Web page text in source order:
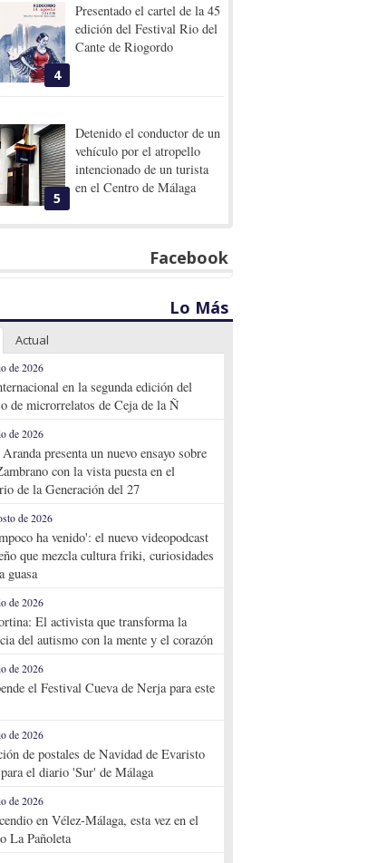
4
Presentado el cartel de la 45
edición del Festival Rio del
Cante de Riogordo
5
Detenido el conductor de un
vehículo por el atropello
intencionado de un turista
en el Centro de Málaga
Facebook
Lo Más
Actual
de 2026
en la segunda edición del
de microrrelatos de Ceja de la Ñ
de 2026
presenta un nuevo ensayo sobre
con la vista puesta en el
de la Generación del 27
de 2026
ha venido': el nuevo videopodcast
que mezcla cultura friki, curiosidades
guasa
de 2026
El activista que transforma la
del autismo con la mente y el corazón
de 2026
el Festival Cueva de Nerja para este
de 2026
de postales de Navidad de Evaristo
el diario 'Sur' de Málaga
de 2026
en Vélez-Málaga, esta vez en el
La Pañoleta